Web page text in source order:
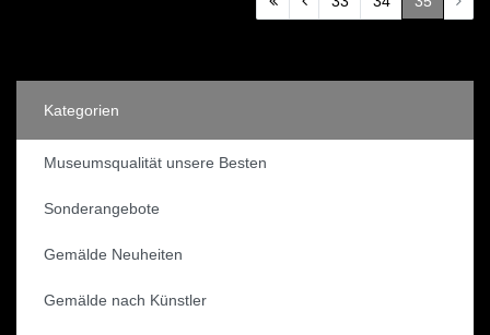
Kategorien
Museumsqualität unsere Besten
Sonderangebote
Gemälde Neuheiten
Gemälde nach Künstler